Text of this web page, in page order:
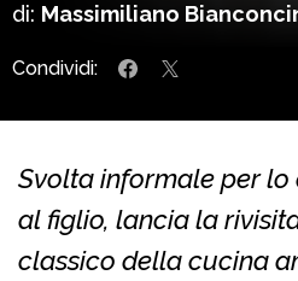
di: Massimiliano
Condividi:
Svolta informale per lo
al figlio, lancia la
classico della cucina